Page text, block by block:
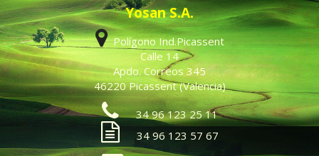
Yosan S.A.
Polígono Ind.Picassent
Calle 14
Apdo. Correos 345
46220 Picassent (Valencia)
34 96 123 25 11
34 96 123 57 67